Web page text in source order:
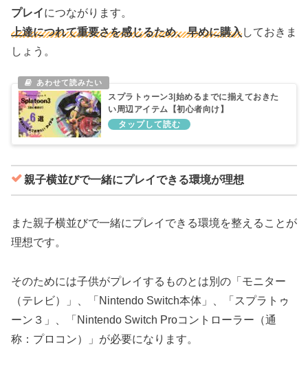
プレイにつながります。
上達につれて重要さを感じるため、早めに購入しておきま
しょう。
スプラトゥーン3|始めるまでに揃えておきた
い周辺アイテム【初心者向け】
親子横並びで一緒にプレイできる環境が理想
また親子横並びで一緒にプレイできる環境を整えることが
理想です。
そのためには子供がプレイするものとは別の「モニター
（テレビ）」、「Nintendo Switch本体」、「スプラトゥ
ーン３」、「Nintendo Switch Proコントローラー（通
称：プロコン）」が必要になります。